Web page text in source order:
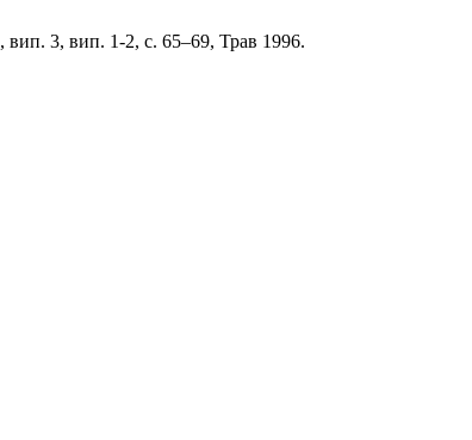
, вип. 3, вип. 1-2, с. 65–69, Трав 1996.